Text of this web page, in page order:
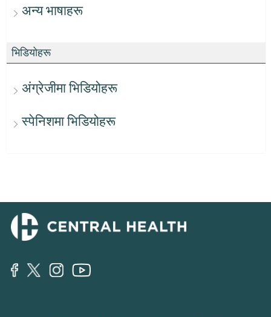
अन्य भाषाहरू
भिडियोहरू
अंग्रेजीमा भिडियोहरू
स्पेनिशमा भिडियोहरू